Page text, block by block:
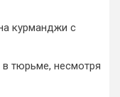
курманджи с
тюрьме, несмотря